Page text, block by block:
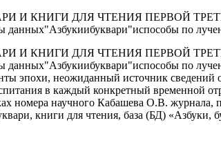
И КНИГИ ДЛЯ ЧТЕНИЯ ПЕРВОЙ
по­
И КНИГИ ДЛЯ ЧТЕНИЯ ПЕРВОЙ
по­
эпохи, неожиданный источник
в каждый конкретный временной
номера научного Кабашева О.В.
книги для чтения, база (БД)